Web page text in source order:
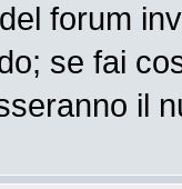
forum
se fai
il